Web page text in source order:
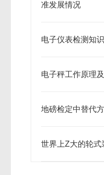
准发展情况
电子仪表检测知识
电子秤工作原理
地磅检定中替代
世界上Z大的轮式